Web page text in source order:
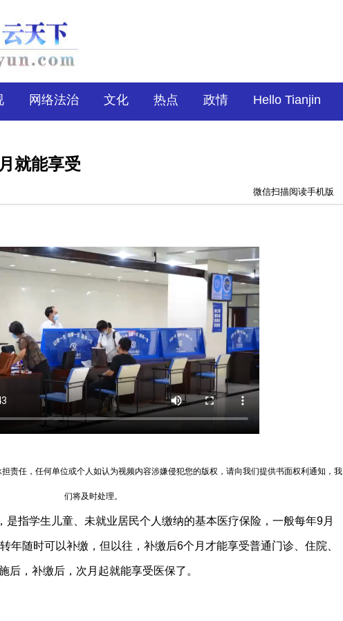
网络法治 文化 热点 政情 Hello Tianjin
就能享受
微信扫描阅读手机版
责任，任何单位或个人如认为视频内容涉嫌侵犯您的版权，请向我们提供书面权利通知，我
们将及时处理。
是指学生儿童、未就业居民个人缴纳的基本医疗保险，一般每年9月
年随时可以补缴，但以往，补缴后6个月才能享受普通门诊、住院、
后，补缴后，次月起就能享受医保了。